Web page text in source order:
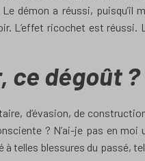
démon a réussi, puisqu’il
L’effet ricochet est réussi.
ce dégoût ?
d’évasion, de
? N’ai-je pas en moi
à telles blessures du passé,